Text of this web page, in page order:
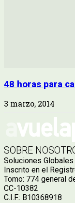
48 horas para
3 marzo, 2014
SOBRE
Soluciones Globales
Inscrito en el
Tomo: 774 general
CC-10382
C.I.F.: B10368918